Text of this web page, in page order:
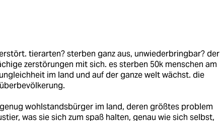
tierarten? sterben ganz aus, unwiederbringbar? der
zerstörungen mit sich. es sterben 50k menschen am
im land und auf der ganze welt wächst. die
wohlstandsbürger im land, deren größtes problem
was sie sich zum spaß halten, genau wie sich selbst,